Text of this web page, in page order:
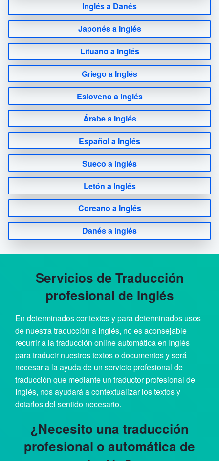
Inglés a Danés
Japonés a Inglés
Lituano a Inglés
Griego a Inglés
Esloveno a Inglés
Árabe a Inglés
Español a Inglés
Sueco a Inglés
Letón a Inglés
Coreano a Inglés
Danés a Inglés
Servicios de Traducción
profesional de Inglés
En determinados contextos y para determinados usos
de nuestra traducción a Inglés, no es aconsejable
recurrir a la traducción online automática en Inglés
para traducir nuestros textos o documentos y será
necesaria la ayuda de un servicio profesional de
traducción que mediante un traductor profesional de
Inglés, nos ayudará a contextualizar los textos y
dotarlos del sentido necesario.
¿Necesito una traducción
profesional o automática de